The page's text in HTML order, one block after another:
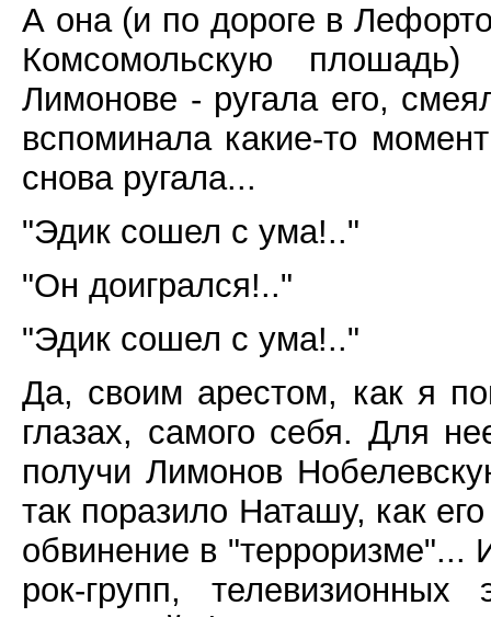
А она (и по дороге в
Комсомольскую
Лимонове - ругала его,
вспоминала какие-то
снова ругала...
"Эдик сошел с ума!.."
"Он доигрался!.."
"Эдик сошел с ума!.."
Да, своим арестом, как я
глазах, самого себя. Для
получи Лимонов
так поразило Наташу, как
обвинение в
рок-групп, телевизионных